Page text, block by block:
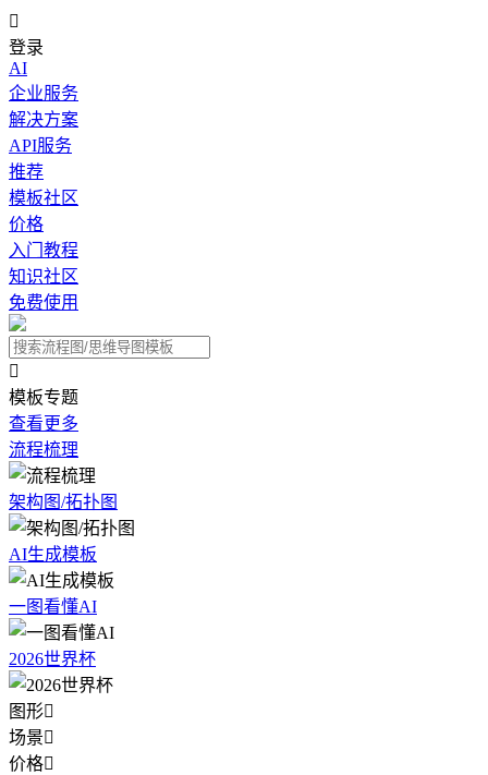

登录
AI
企业服务
解决方案
API服务
推荐
模板社区
价格
入门教程
知识社区
免费使用

模板专题
查看更多
流程梳理
架构图/拓扑图
AI生成模板
一图看懂AI
2026世界杯
图形
场景
价格